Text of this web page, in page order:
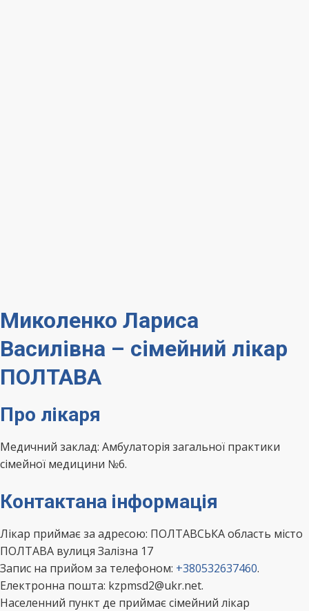
Миколенко Лариса
Василівна – сімейний лікар
ПОЛТАВА
Про лікаря
Медичний заклад: Амбулаторія загальної практики
сімейної медицини №6.
Контактана інформація
Лікар приймає за адресою: ПОЛТАВСЬКА область місто
ПОЛТАВА вулиця Залізна 17
Запис на прийом за телефоном: +380532637460.
Електронна пошта: kzpmsd2@ukr.net.
Населенний пункт де приймає сімейний лікар